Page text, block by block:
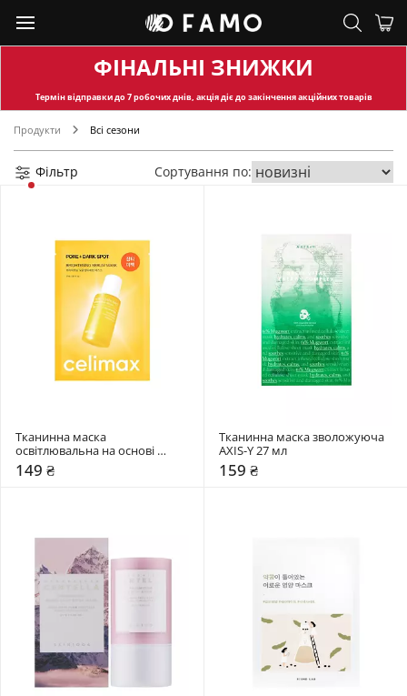
ФІНАЛЬНІ ЗНИЖКИ
Термін відправкидо 7 робочих днів, акція діє до закінчення акційних товарів
Продукти Всі сезони
Фільтр Сортування по:
Тканинна маска
освітлювальна на основі
сироватки Celimax 27 мл
149 ₴
Тканинна маска зволожуюча
AXIS-Y 27 мл
159 ₴